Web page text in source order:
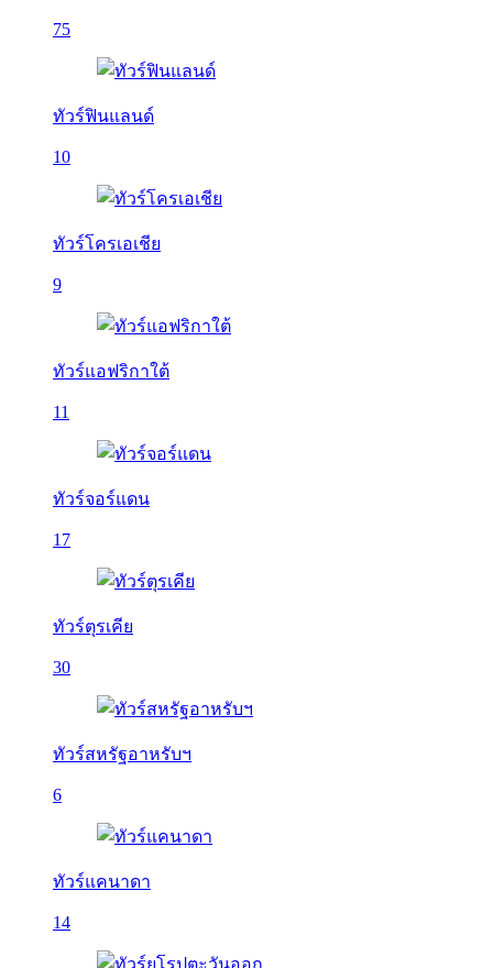
75
ทัวร์ฟินแลนด์
10
ทัวร์โครเอเชีย
9
ทัวร์แอฟริกาใต้
11
ทัวร์จอร์แดน
17
ทัวร์ตุรเคีย
30
ทัวร์สหรัฐอาหรับฯ
6
ทัวร์แคนาดา
14